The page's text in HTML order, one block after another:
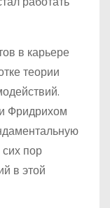
в карьере
теории
Фридрихом
пор
в этой